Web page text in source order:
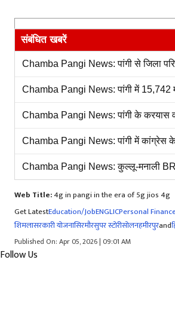
संबंधित खबरें
Chamba Pangi News: पांगी से जिला
Chamba Pangi News: पांगी में 15,742
Chamba Pangi News: पांगी के करयास
Chamba Pangi News: पांगी में कांग्रेस के
Chamba Pangi News: कुल्लू-मनाली
Web Title:4g in pangi in the era of 5g jios 4g
Get LatestEducation/JobENGLICPersonal
शिमलासरकारी योजनासिरमौरसुपर स्टोरीसोलनहमीरपुरand
Published On: Apr 05, 2026 | 09:01 AM
Follow Us